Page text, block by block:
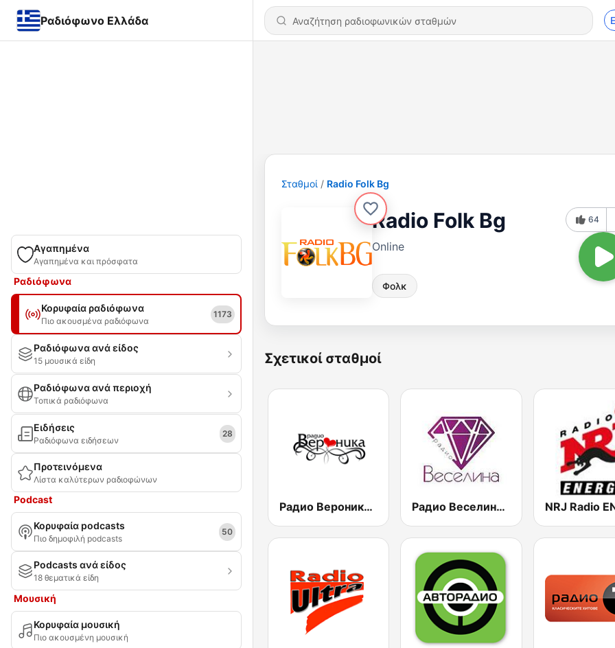
Ραδιόφωνο Ελλάδα
Αγαπημένα
Αγαπημένα και πρόσφατα
Ραδιόφωνα
Κορυφαία ραδιόφωνα
Πιο ακουσμένα ραδιόφωνα
1173
Ραδιόφωνα ανά είδος
15 μουσικά είδη
Ραδιόφωνα ανά περιοχή
Τοπικά ραδιόφωνα
Ειδήσεις
Ραδιόφωνα ειδήσεων
28
Προτεινόμενα
Λίστα καλύτερων ραδιοφώνων
Podcast
Κορυφαία podcasts
Πιο δημοφιλή podcasts
50
Podcasts ανά είδος
18 θεματικά είδη
Μουσική
Κορυφαία μουσική
Πιο ακουσμένη μουσική
Σταθμοί Radio Folk Bg
Radio Folk Bg
Online
Φολκ
64
Σχετικοί σταθμοί
Радио Вероника 96.7 (Radio Veronika) Радио Веселина 99.1 FM